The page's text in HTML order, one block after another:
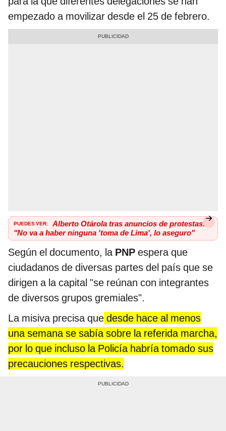
empezado a movilizar desde el 25 de febrero.
PUEDES VER: Alberto Otárola tras anuncios de protestas:
"No va a haber ninguna 'toma de Lima', lo aseguro"
Según el documento, la PNP espera que
ciudadanos de diversas partes del país que se
dirigen a la capital "se reúnan con integrantes
de diversos grupos gremiales".
La misiva precisa que desde hace al menos
una semana se sabía sobre la referida marcha,
por lo que incluso la Policía habría tomado sus
precauciones respectivas.